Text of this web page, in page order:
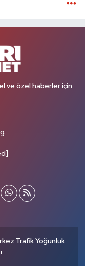
ve özel haberler için
Trafik Yoğunluk